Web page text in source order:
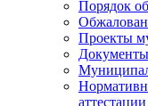
Порядок
Проекты
Документы
аттестации